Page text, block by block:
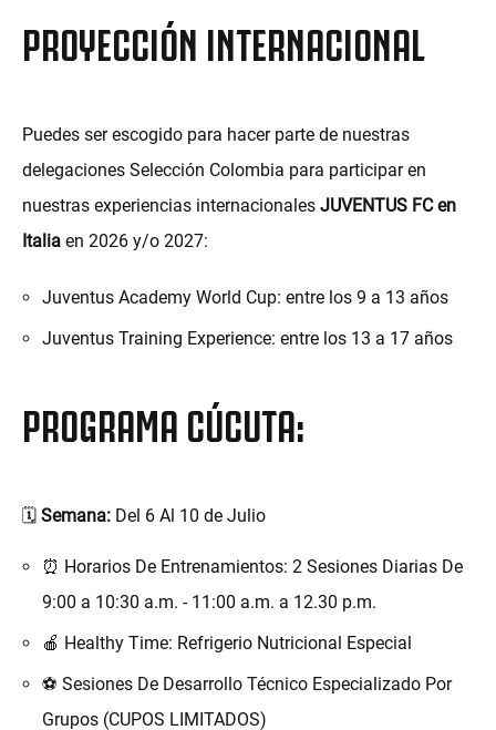
PROYECCIÓN INTERNACIONAL
Puedes ser escogido para hacer parte de nuestras
delegaciones Selección Colombia para participar en
nuestras experiencias internacionales JUVENTUS FC en
Italia en 2026 y/o 2027:
Juventus Academy World Cup: entre los 9 a 13 años
Juventus Training Experience: entre los 13 a 17 años
PROGRAMA CÚCUTA:
🗓️ Semana: Del 6 Al 10 de Julio
⏰ Horarios De Entrenamientos: 2 Sesiones Diarias De
9:00 a 10:30 a.m. - 11:00 a.m. a 12.30 p.m.
🍎 Healthy Time: Refrigerio Nutricional Especial
⚽️ Sesiones De Desarrollo Técnico Especializado Por
Grupos (CUPOS LIMITADOS)